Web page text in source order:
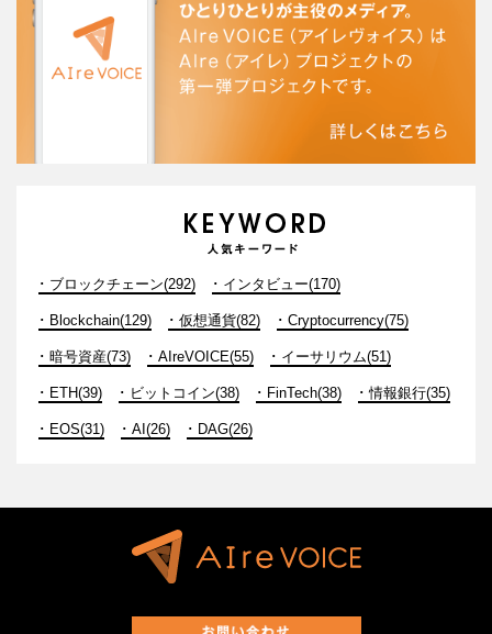
ブロックチェーン(292) インタビュー(170)
Blockchain(129) 仮想通貨(82) Cryptocurrency(75)
暗号資産(73) AIreVOICE(55) イーサリウム(51)
ETH(39) ビットコイン(38) FinTech(38) 情報銀行(35)
EOS(31) AI(26) DAG(26)